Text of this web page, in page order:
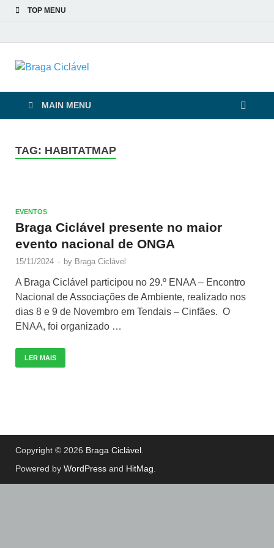
TOP MENU
Braga Ciclável
MAIN MENU
TAG: HABITATMAP
EVENTOS
Braga Ciclável presente no maior
evento nacional de ONGA
15/11/2024 - by Braga Ciclável
A Braga Ciclável participou no 29.º ENAA – Encontro
Nacional de Associações de Ambiente, realizado nos
dias 8 e 9 de Novembro em Tendais – Cinfães. O
ENAA, foi organizado …
LER MAIS
Copyright © 2026 Braga Ciclável
Powered by WordPress and HitMag